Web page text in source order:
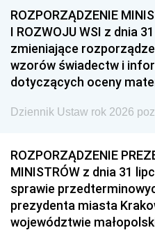
ROZPORZĄDZENIE
I ROZWOJU WSI z dnia
zmieniające
wzorów świadectw i
dotyczących oceny
Dziennik Ustaw rok 2026
ROZPORZĄDZENIE
MINISTRÓW z dnia 31
sprawie
prezydenta miasta
województwie